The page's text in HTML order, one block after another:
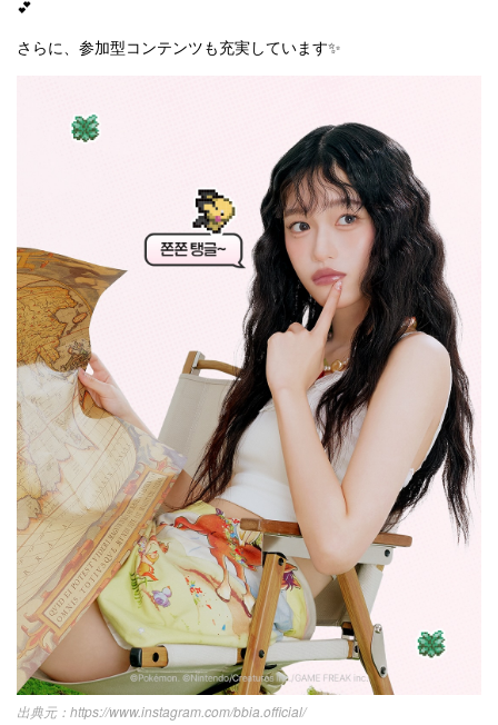
💕
さらに、参加型コンテンツも充実しています✨
https://www.instagram.com/bbia.official/